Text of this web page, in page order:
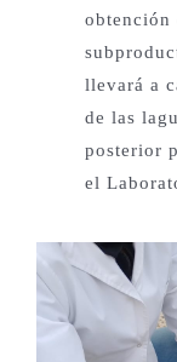
obtención
llevará a
de las
posterior
el